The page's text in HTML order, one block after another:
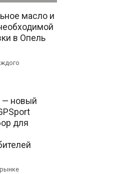
масло и
в Опель
— новый
для
рынке